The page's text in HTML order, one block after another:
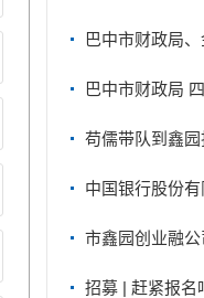
巴中市财政局
巴中市财政局
苟儒带队到鑫
中国银行股份
市鑫园创业融
招募 | 赶紧报名